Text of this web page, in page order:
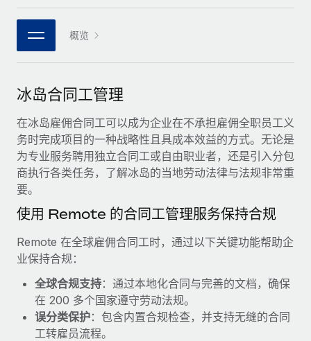
团队的内置核心人力资源功能
连接 新的
使用我们的 MCP 将任何人工智能工具与 Remote 平台相连
借助核心业务工具简化流程
服务
咨询专家
背景调查
合规守望台
防范合规风险
设备管理
在全球范围内配置和跟踪 IT 设备
与我们携手合作
战略技术合作伙伴
与我们共探合作机遇
Remote Build 即将推出
集成与人工智能自动化咨询
案例研究
Cultivating a Thriving Remote-First Culture in
Partnership with Remote
At a glance Discover the evolution of TheyDo, a pioneering
journey management platform that has...
了解更多
核对表和模板
职位描述库
网络研讨会
活动
新闻室
薪金与人才洞察
洞察中心
获得支持
查看全部资源
博客
Why owned entities are key to maintaining
EOR compliance
Português (Portugal)
日本語
한국어
中文（简体）
概览
冰岛合同工管理
在冰岛雇佣合同工可以成为企业在不承担雇佣全职员工义
务时完成项目的一种战略性且具成本效益的方式。无论是
为专业服务聘用独立合同工或自由职业者，还是引入分包
商执行各类任务，了解冰岛的当地劳动法律与法规非常重
要。
使用 Remote 的合同工管理服务保持合规
Remote 在全球雇佣合同工时，通过以下关键功能帮助企
业保持合规：
全球合规支持：通过本地化合同与完善的文档，确保
在 200 多个国家遵守劳动法规。
误分类保护：包含内置合规检查，并支持无缝的合同
工转雇员流程。